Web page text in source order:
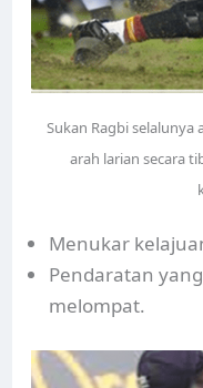
Sukan Ragbi
arah larian secara
Menukar
Pendaratan
melompat.